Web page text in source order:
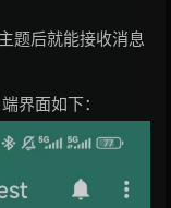
题后就能接收消息
界面如下：